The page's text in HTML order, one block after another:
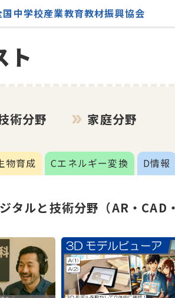
中学校産業教育教材振興協会
ト
術分野 家庭分野
物育成 Cエネルギー変換 D情報
タルと技術分野（AR・